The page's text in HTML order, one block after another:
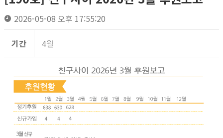
2026-05-08 오후 17:55:20
기간 4월